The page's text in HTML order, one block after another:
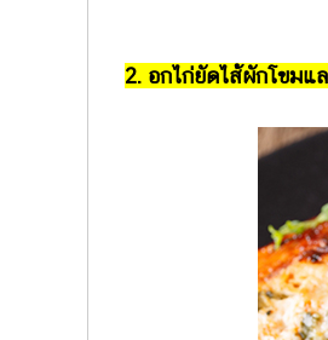
2. อกไก่ยัดไส้ผักโขมแ